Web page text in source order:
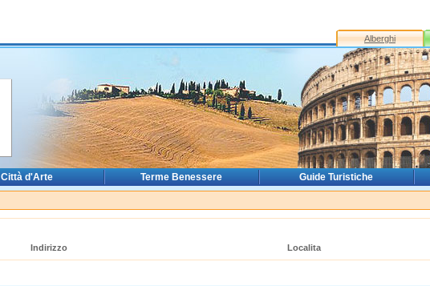
Alberghi
Città d'Arte Terme Benessere Guide Turistiche
Indirizzo Localita